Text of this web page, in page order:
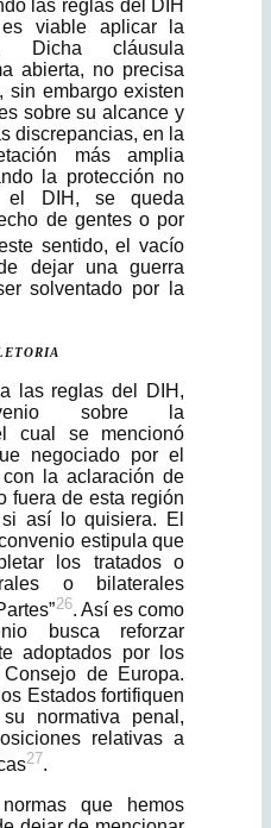
las reglas del DIH
viable aplicar la
Dicha cláusula
abierta, no precisa
sin embargo existen
sobre su alcance y
discrepancias, en la
más amplia
la protección no
el DIH, se queda
de gentes o por
sentido, el vacío
dejar una guerra
solventado por la
las reglas del DIH,
sobre la
cual se mencionó
negociado por el
la aclaración de
fuera de esta región
así lo quisiera. El
estipula que
los tratados o
o bilaterales
26. Así es como
busca reforzar
adoptados por los
de Europa.
Estados fortifiquen
normativa penal,
relativas a
27.
que hemos